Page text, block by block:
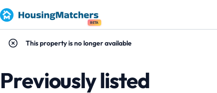
BETA
This property is no longer available
Previously listed